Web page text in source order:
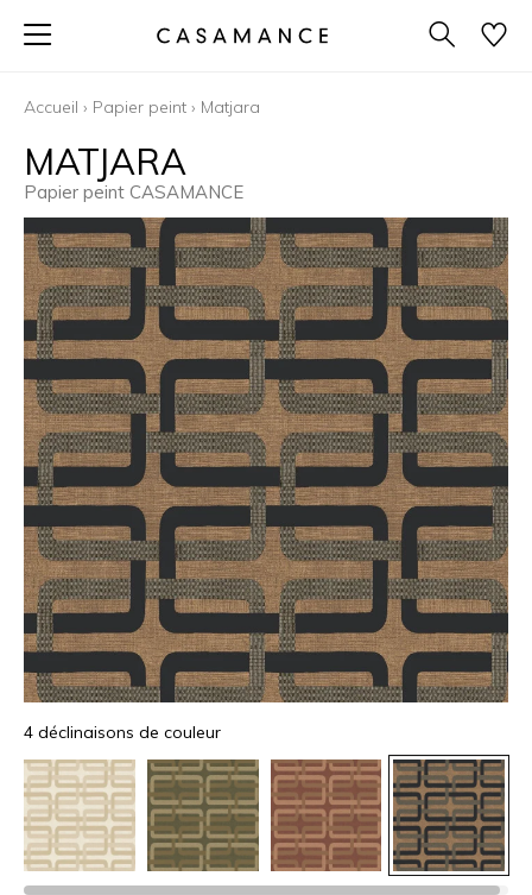
Accueil › Papier peint › Matjara
MATJARA
Papier peint CASAMANCE
4 déclinaisons de couleur